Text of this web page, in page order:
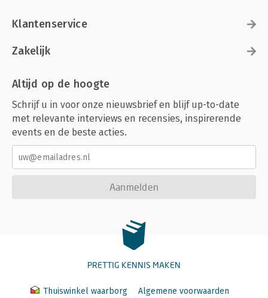
Klantenservice
Zakelijk
Altijd op de hoogte
Schrijf u in voor onze nieuwsbrief en blijf up-to-date
met relevante interviews en recensies, inspirerende
events en de beste acties.
Aanmelden
PRETTIG KENNIS MAKEN
Thuiswinkel waarborg Algemene voorwaarden